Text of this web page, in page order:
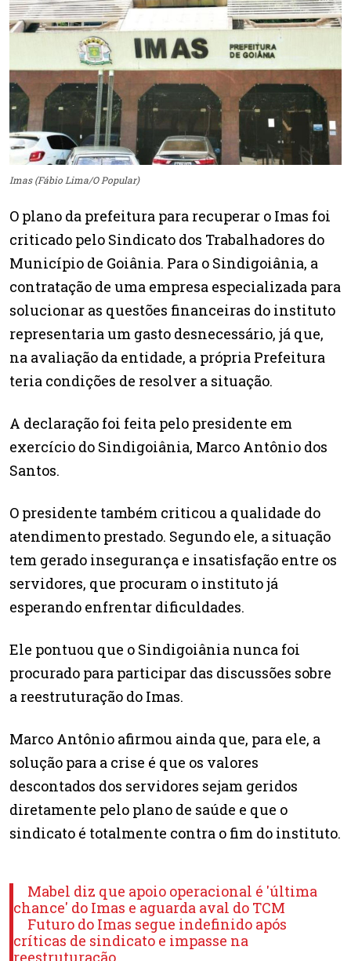
Imas (Fábio Lima/O Popular)
O plano da prefeitura para recuperar o Imas foi
criticado pelo Sindicato dos Trabalhadores do
Município de Goiânia. Para o Sindigoiânia, a
contratação de uma empresa especializada para
solucionar as questões financeiras do instituto
representaria um gasto desnecessário, já que,
na avaliação da entidade, a própria Prefeitura
teria condições de resolver a situação.
A declaração foi feita pelo presidente em
exercício do Sindigoiânia, Marco Antônio dos
Santos.
O presidente também criticou a qualidade do
atendimento prestado. Segundo ele, a situação
tem gerado insegurança e insatisfação entre os
servidores, que procuram o instituto já
esperando enfrentar dificuldades.
Ele pontuou que o Sindigoiânia nunca foi
procurado para participar das discussões sobre
a reestruturação do Imas.
Marco Antônio afirmou ainda que, para ele, a
solução para a crise é que os valores
descontados dos servidores sejam geridos
diretamente pelo plano de saúde e que o
sindicato é totalmente contra o fim do instituto.
Mabel diz que apoio operacional é 'última
chance' do Imas e aguarda aval do TCM
Futuro do Imas segue indefinido após
críticas de sindicato e impasse na
reestruturação